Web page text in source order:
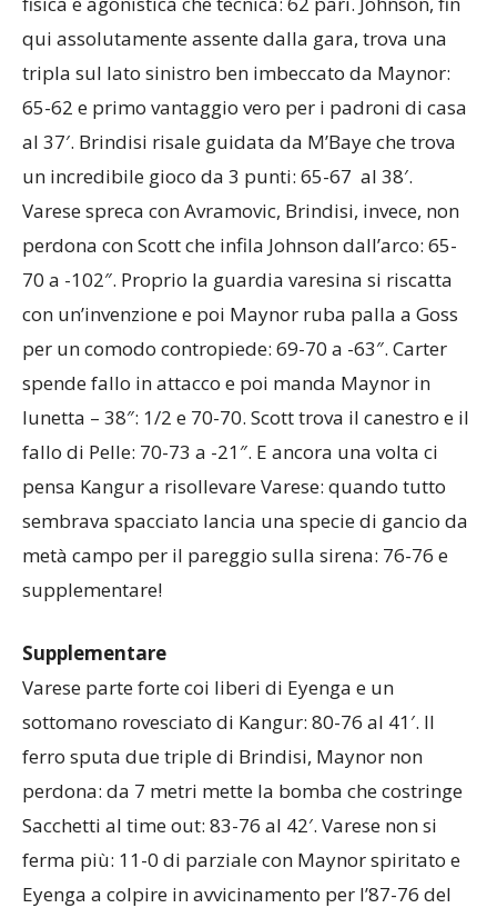
qui assolutamente assente dalla gara, trova una
tripla sul lato sinistro ben imbeccato da Maynor:
65-62 e primo vantaggio vero per i padroni di casa
al 37′. Brindisi risale guidata da M’Baye che trova
un incredibile gioco da 3 punti: 65-67 al 38′.
Varese spreca con Avramovic, Brindisi, invece, non
perdona con Scott che infila Johnson dall’arco: 65-
70 a -102″. Proprio la guardia varesina si riscatta
con un’invenzione e poi Maynor ruba palla a Goss
per un comodo contropiede: 69-70 a -63″. Carter
spende fallo in attacco e poi manda Maynor in
lunetta – 38″: 1/2 e 70-70. Scott trova il canestro e il
fallo di Pelle: 70-73 a -21″. E ancora una volta ci
pensa Kangur a risollevare Varese: quando tutto
sembrava spacciato lancia una specie di gancio da
metà campo per il pareggio sulla sirena: 76-76 e
supplementare!
Supplementare
Varese parte forte coi liberi di Eyenga e un
sottomano rovesciato di Kangur: 80-76 al 41′. Il
ferro sputa due triple di Brindisi, Maynor non
perdona: da 7 metri mette la bomba che costringe
Sacchetti al time out: 83-76 al 42′. Varese non si
ferma più: 11-0 di parziale con Maynor spiritato e
Eyenga a colpire in avvicinamento per l’87-76 del